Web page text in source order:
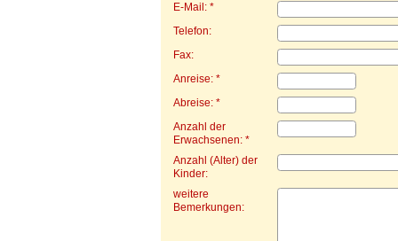
E-Mail: *
Telefon:
Fax:
Anreise: *
Abreise: *
Anzahl der
Erwachsenen: *
Anzahl (Alter) der
Kinder:
weitere
Bemerkungen: